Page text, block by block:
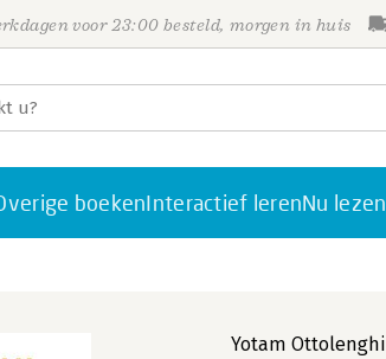
voor 23:00 besteld, morgen in huis
boekenInteractief lerenNu lezen
Yotam Ottolenghi